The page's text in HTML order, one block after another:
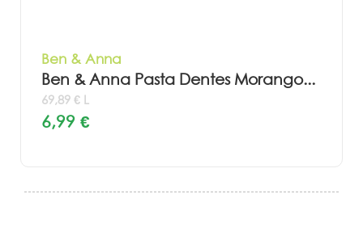
Ben & Anna
Ben & Anna Pasta Dentes Morango...
69,89 € L
6,99 €